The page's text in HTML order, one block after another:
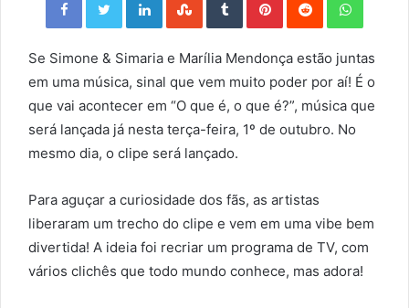
Se Simone & Simaria e Marília Mendonça estão juntas
em uma música, sinal que vem muito poder por aí! É o
que vai acontecer em “O que é, o que é?”, música que
será lançada já nesta terça-feira, 1º de outubro. No
mesmo dia, o clipe será lançado.
Para aguçar a curiosidade dos fãs, as artistas
liberaram um trecho do clipe e vem em uma vibe bem
divertida! A ideia foi recriar um programa de TV, com
vários clichês que todo mundo conhece, mas adora!